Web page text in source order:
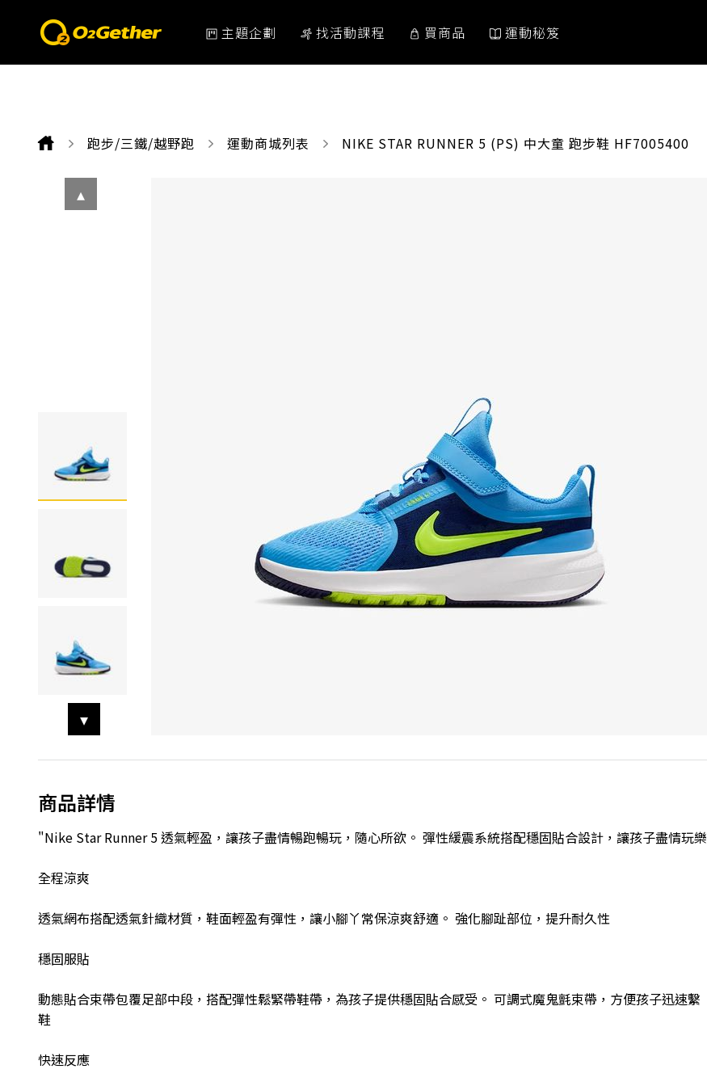
主題企劃 找活動課程 買商品 運動秘笈
跑步/三鐵/越野跑 運動商城列表 CURRENT:
NIKE STAR RUNNER 5 (PS) 中大童 跑步鞋 HF7005400
商品詳情
"Nike Star Runner 5 透氣輕盈，讓孩子盡情暢跑暢玩，隨心所欲。 彈性緩震系統搭配穩固貼合設計，讓孩子盡情玩樂
全程涼爽
透氣網布搭配透氣針織材質，鞋面輕盈有彈性，讓小腳丫常保涼爽舒適。 強化腳趾部位，提升耐久性
穩固服貼
動態貼合束帶包覆足部中段，搭配彈性鬆緊帶鞋帶，為孩子提供穩固貼合感受。 可調式魔鬼氈束帶，方便孩子迅速繫
鞋
快速反應